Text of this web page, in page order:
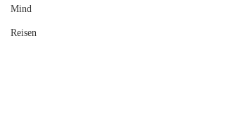
Mind
Reisen